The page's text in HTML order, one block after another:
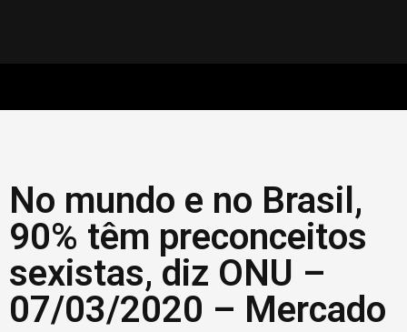
No mundo e no Brasil,
90% têm preconceitos
sexistas, diz ONU –
07/03/2020 – Mercado